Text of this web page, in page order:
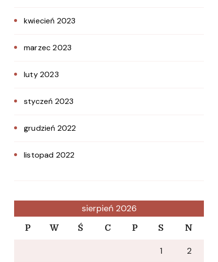
kwiecień 2023
marzec 2023
luty 2023
styczeń 2023
grudzień 2022
listopad 2022
sierpień 2026
P W Ś C P S N
1
2